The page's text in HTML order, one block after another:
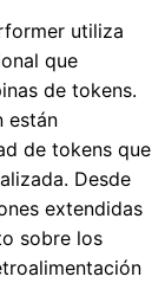
utiliza
que
de tokens.
están
de tokens que
Desde
extendidas
sobre los